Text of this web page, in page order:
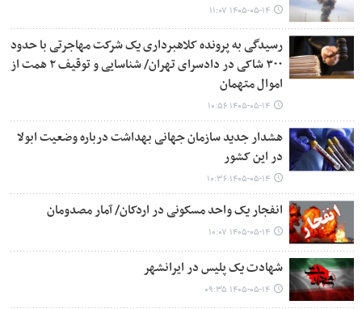
۱۴۰۵-۰۵-۱۴ ۱۱:۰۷
رسیدگی به پرونده کلاهبرداری یک شرکت مهاجرتی با حدود
۳۰۰ شاکی در دادسرای تهران/ شناسایی و توقیف ۲ همت از
اموال متهمان
۱۴۰۵-۰۵-۱۴ ۱۰:۵۶
هشدار جدید سازمان جهانی بهداشت درباره وضعیت ابولا
در این کشور
۱۴۰۵-۰۵-۱۴ ۱۰:۳۶
انفجار یک واحد مسکونی در اردکان/ آمار مصدومان
۱۴۰۵-۰۵-۱۴ ۱۰:۰۷
شهادت یک پلیس در ایرانشهر
۱۴۰۵-۰۵-۱۴ ۰۹:۳۵